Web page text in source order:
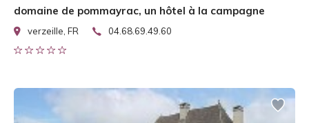
domaine de pommayrac, un hôtel à la campagne
verzeille, FR 04.68.69.49.60